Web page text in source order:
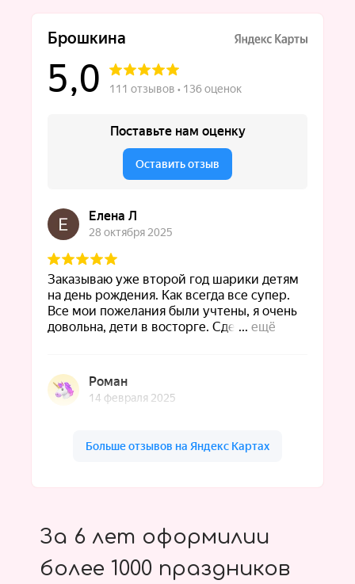
За 6 лет оформилии
более 1000 праздников